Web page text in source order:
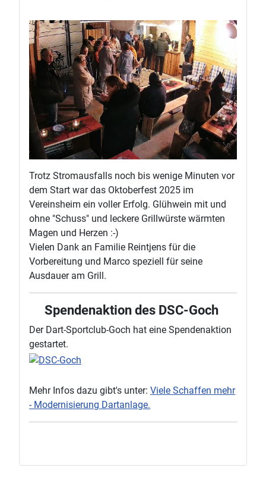
Trotz Stromausfalls noch bis wenige Minuten vor
dem Start war das Oktoberfest 2025 im
Vereinsheim ein voller Erfolg. Glühwein mit und
ohne "Schuss" und leckere Grillwürste wärmten
Magen und Herzen :-)
Vielen Dank an Familie Reintjens für die
Vorbereitung und Marco speziell für seine
Ausdauer am Grill.
Spendenaktion des DSC-Goch
Der Dart-Sportclub-Goch hat eine Spendenaktion
gestartet.
Mehr Infos dazu gibt's unter: Viele Schaffen mehr
- Modernisierung Dartanlage.